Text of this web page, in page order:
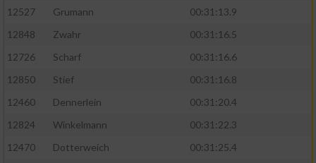
12527
Grumann
00:31:13.9
12848
Zwahr
00:31:16.5
12726
Scharf
00:31:16.6
12850
Stief
00:31:16.8
12460
Dennerlein
00:31:20.4
12824
Winkelmann
00:31:22.3
12470
Dotterweich
00:31:25.4